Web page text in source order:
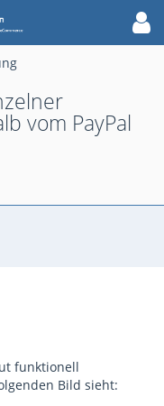
vom PayPal
funktionell
Bild sieht: